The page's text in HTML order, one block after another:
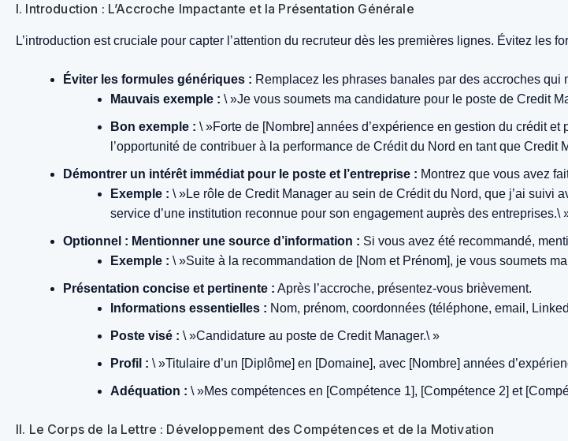
I. Introduction : L’Accroche Impactante et la Présentation Générale
L’introduction est cruciale pour capter l’attention du recruteur dès les premières lignes. Évitez
Éviter les formules génériques : Remplacez les phrases banales par des accroches qui
Mauvais exemple : \ »Je vous soumets ma candidature pour le poste de Credit
Bon exemple : \ »Forte de [Nombre] années d’expérience en gestion du crédit
l’opportunité de contribuer à la performance de Crédit du Nord en tant que Credit
Démontrer un intérêt immédiat pour le poste et l’entreprise : Montrez que vous avez
Exemple : \ »Le rôle de Credit Manager au sein de Crédit du Nord, que j’ai suivi
service d’une institution reconnue pour son engagement auprès des entreprises.\
Optionnel : Mentionner une source d’information : Si vous avez été recommandé,
Exemple : \ »Suite à la recommandation de [Nom et Prénom], je vous soumets
Présentation concise et pertinente : Après l’accroche, présentez-vous brièvement.
Informations essentielles : Nom, prénom, coordonnées (téléphone, email,
Poste visé : \ »Candidature au poste de Credit Manager.\ »
Profil : \ »Titulaire d’un [Diplôme] en [Domaine], avec [Nombre] années
Adéquation : \ »Mes compétences en [Compétence 1], [Compétence 2] et
II. Le Corps de la Lettre : Développement des Compétences et de la Motivation